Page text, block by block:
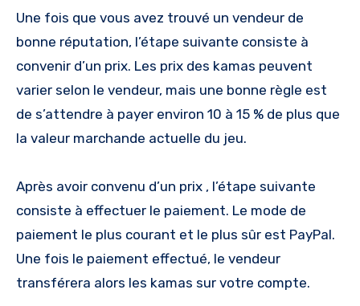
Une fois que vous avez trouvé un vendeur de
bonne réputation, l’étape suivante consiste à
convenir d’un prix. Les prix des kamas peuvent
varier selon le vendeur, mais une bonne règle est
de s’attendre à payer environ 10 à 15 % de plus que
la valeur marchande actuelle du jeu.
Après avoir convenu d’un prix , l’étape suivante
consiste à effectuer le paiement. Le mode de
paiement le plus courant et le plus sûr est PayPal.
Une fois le paiement effectué, le vendeur
transférera alors les kamas sur votre compte.